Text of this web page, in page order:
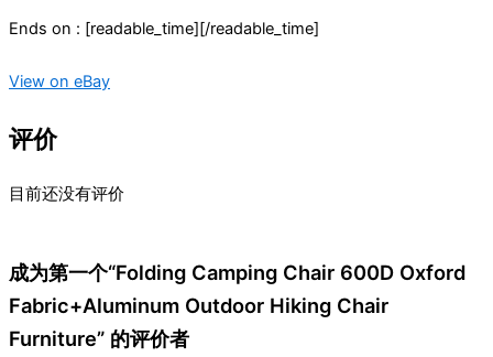
Ends on : [readable_time][/readable_time]
View on eBay
评价
目前还没有评价
成为第一个“Folding Camping Chair 600D Oxford
Fabric+Aluminum Outdoor Hiking Chair
Furniture” 的评价者